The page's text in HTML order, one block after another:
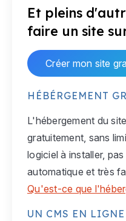
Et pleins
faire un site
Créer mon site
HÉBÉRGEMENT
L'hébergement du
gratuitement, sans
logiciel à installer,
automatique et très
Qu'est-ce que
UN CMS EN LIGNE